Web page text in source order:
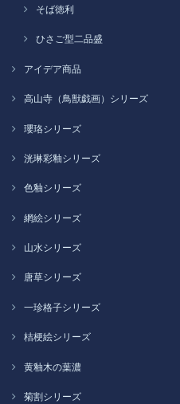
そば徳利
ひさご型二品盛
アイデア商品
高山寺（鳥獣戯画）シリーズ
瓔珞シリーズ
洸琳彩釉シリーズ
色釉シリーズ
網絵シリーズ
山水シリーズ
唐草シリーズ
一珍格子シリーズ
桔梗絵シリーズ
黄釉木の葉濃
菊割シリーズ